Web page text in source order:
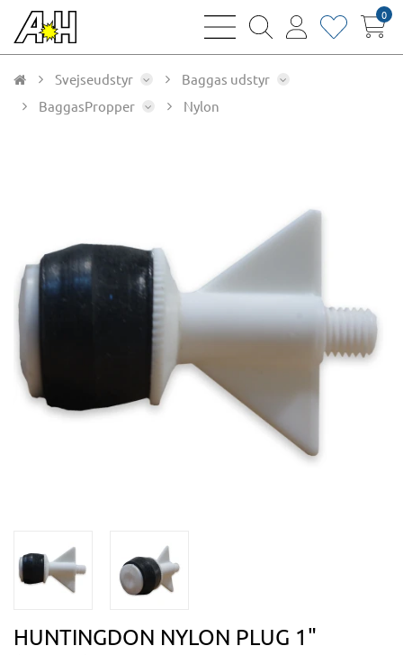
bars
magnifying
user
heart0
Svejseudstyr
Baggas udstyr
BaggasPropper
Nylon
HUNTINGDON NYLON PLUG 1"